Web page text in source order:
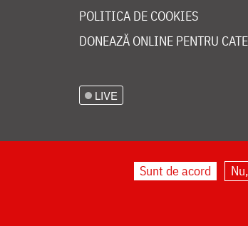
POLITICA DE COOKIES
DONEAZĂ ONLINE PENTRU
LIVE
Sunt de acord